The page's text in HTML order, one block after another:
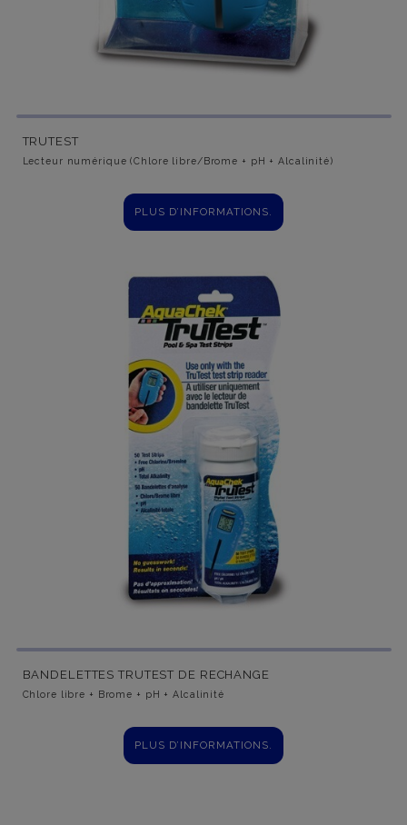
TRUTEST
Lecteur numérique (Chlore libre/Brome + pH + Alcalinité)
PLUS D’INFORMATIONS.
BANDELETTES TRUTEST DE RECHANGE
Chlore libre + Brome + pH + Alcalinité
PLUS D’INFORMATIONS.